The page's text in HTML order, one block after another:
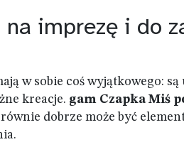
na imprezę i do
w sobie coś wyjątkowego:
kreacje. gam Czapka Miś
równie dobrze może być